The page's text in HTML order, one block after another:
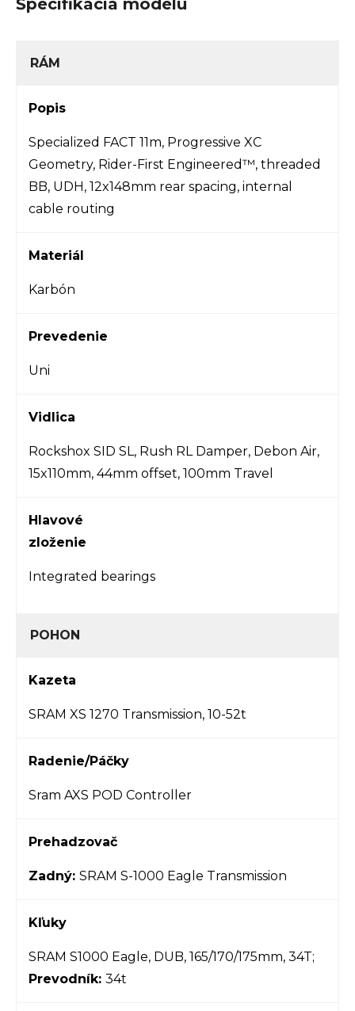
Špecifikácia modelu
RÁM
Popis
Specialized FACT 11m, Progressive XC
Geometry, Rider-First Engineered™, threaded
BB, UDH, 12x148mm rear spacing, internal
cable routing
Materiál
Karbón
Prevedenie
Uni
Vidlica
Rockshox SID SL, Rush RL Damper, Debon Air,
15x110mm, 44mm offset, 100mm Travel
Hlavové
zloženie
Integrated bearings
POHON
Kazeta
SRAM XS 1270 Transmission, 10-52t
Radenie/Páčky
Sram AXS POD Controller
Prehadzovač
Zadný: SRAM S-1000 Eagle Transmission
Kľuky
SRAM S1000 Eagle, DUB, 165/170/175mm, 34T;
Prevodník: 34t